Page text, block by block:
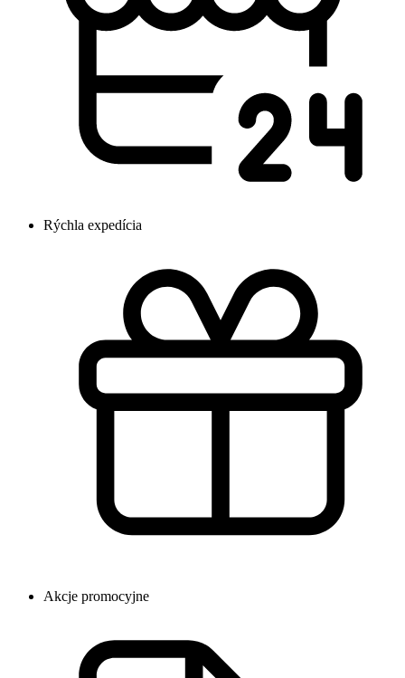
Rýchla expedícia
Akcje promocyjne